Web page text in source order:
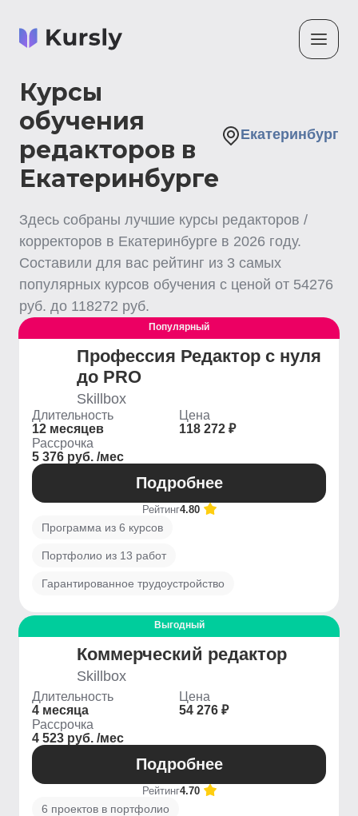
Курсы
обучения
редакторов в
Екатеринбурге
Екатеринбург
Здесь собраны лучшие курсы редакторов /
корректоров в Екатеринбурге в 2026 году.
Составили для вас рейтинг из 3 самых
популярных курсов обучения с ценой от 54276
руб. до 118272 руб.
Популярный
Профессия Редактор с нуля
до PRO
Skillbox
Длительность
12 месяцев
Цена
118 272 ₽
Рассрочка
5 376 руб. /мес
Подробнее
Рейтинг4.80
Программа из 6 курсов
Портфолио из 13 работ
Гарантированное трудоустройство
Выгодный
Коммерческий редактор
Skillbox
Длительность
4 месяца
Цена
54 276 ₽
Рассрочка
4 523 руб. /мес
Подробнее
Рейтинг4.70
6 проектов в портфолио